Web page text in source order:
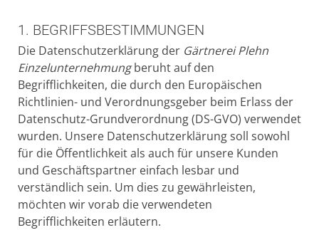
1. BEGRIFFSBESTIMMUNGEN
Die Datenschutzerklärung der Gärtnerei Plehn
Einzelunternehmungberuht auf den
Begrifflichkeiten, die durch den Europäischen
Richtlinien- und Verordnungsgeber beim Erlass der
Datenschutz-Grundverordnung (DS-GVO) verwendet
wurden. Unsere Datenschutzerklärung soll sowohl
für die Öffentlichkeit als auch für unsere Kunden
und Geschäftspartner einfach lesbar und
verständlich sein. Um dies zu gewährleisten,
möchten wir vorab die verwendeten
Begrifflichkeiten erläutern.